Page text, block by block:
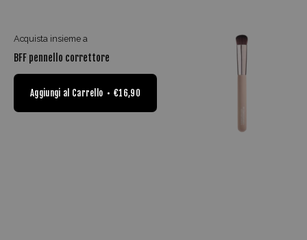
Acquista insieme a
BFF pennello correttore
Aggiungi al Carrello €16,90